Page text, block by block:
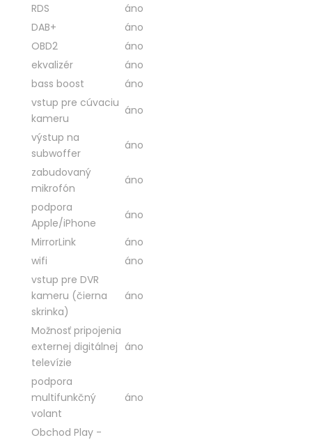
RDS
áno
DAB+
áno
OBD2
áno
ekvalizér
áno
bass boost
áno
vstup pre cúvaciu
kameru
áno
výstup na
subwoffer
áno
zabudovaný
mikrofón
áno
podpora
Apple/iPhone
áno
MirrorLink
áno
wifi
áno
vstup pre DVR
kameru (čierna
skrinka)
áno
Možnosť pripojenia
externej digitálnej
televízie
áno
podpora
multifunkčný
volant
áno
Obchod Play -